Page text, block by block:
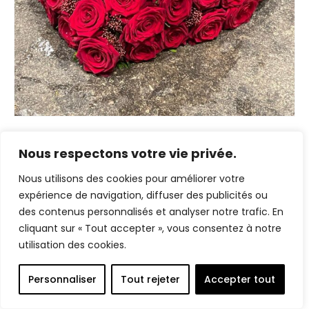
Nous respectons votre vie privée.
Nous utilisons des cookies pour améliorer votre
expérience de navigation, diffuser des publicités ou
des contenus personnalisés et analyser notre trafic. En
cliquant sur « Tout accepter », vous consentez à notre
utilisation des cookies.
Personnaliser Tout rejeter Accepter tout
Ajouter à la liste d’envies
Deuil
Cœur de roses
À partir de950,00€
Choix des optionsCe
produit
a
plusieurs
variations.